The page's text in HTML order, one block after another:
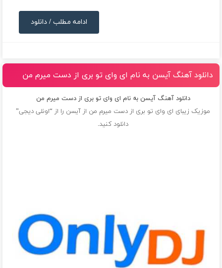
ادامه مطلب / دانلود
دانلود آهنگ آیسن به نام ای وای تو بری از دست میرم من
دانلود آهنگ آیسن به نام ای وای تو بری از دست میرم من
موزیک زیبای ای وای تو بری از دست میرم من از آیسن را از “اونلی دیجی”
دانلود کنید.